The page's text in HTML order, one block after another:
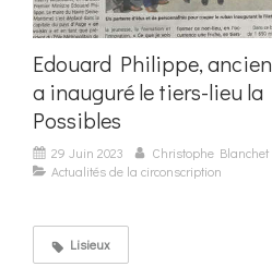
Edouard Philippe,
a inauguré le tiers-lieu la
Possibles
29 Juin 2023
Christophe Blanchet
Actualités de la circonscription
Lisieux